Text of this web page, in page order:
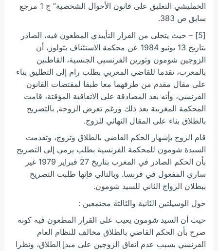
الخمليشي التعليق على قانون الأحوال الشخصية” ج 1 مرجع
سابق ص 383.
[5] – حيث يتجلى من القرار التأييدي المطعون فيه، الصادر
بتاريخ 13 يونيو 1984 عن محكمة الاستئناف بتولوز، أن
الزوجين شومون وتورين الفرنسيي الجنسية، القاطنين
بالمغرب، تقدما للقاضي المغربي بطلب رام إلى التطليق بناء
على مقال مقدم من طرفهما معا طبقا لمقتضات القانون
الفرنسي، وأنه بعد المصادقة على الاتفاقية المؤقتة، قامت
المحكمة المغربية بعد ذلك ورغم تعرض الزوجة, بالتصريح
بالطلاق بناء على المقال النهائي للزوج.
قام الزوج بإشهار الحكم القاضي بالطلاق وتزوج، وتقدمت
السيدة شومون للمحكمة الفرنسية بطلب يرمي إلى التصريح
بأن الحكم الصادر في المغرب بتاريخ 27 فبراير 1979 غير
ساري المفعول في فرنسا. وبالتالي فإنها طلبت التصريح
ببطلان الزواج الثاني للسيد شومون.
حول الوسيلتين الثانية والثالثة مجتمعين :
حيث أن السيد شومون يعيب على القرار المطعون فيه كونه
صرح بأن الحكم القاضي بالطلاق مخالف للنظام العام
الفرنسي بسبب عدم اتفاق الزوجين على مبدإ الطلاق، ونظرا